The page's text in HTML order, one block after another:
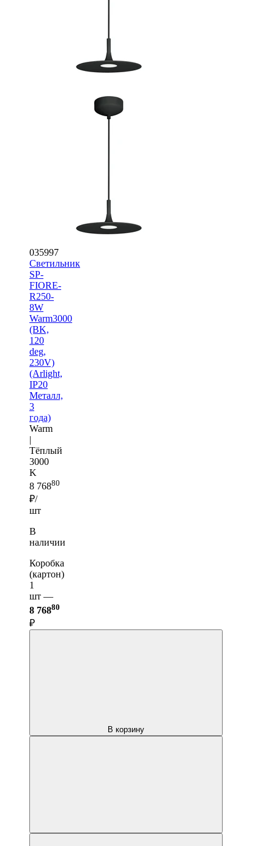
035997
Светильник
SP-
FIORE-
R250-
8W
Warm3000
(BK,
120
deg,
230V)
(Arlight,
IP20
Металл,
3
года)
Warm
|
Тёплый
3000
K
8 76880
₽/
шт
В
наличии
Коробка
(картон)
1
шт —
8 76880
₽
В корзину